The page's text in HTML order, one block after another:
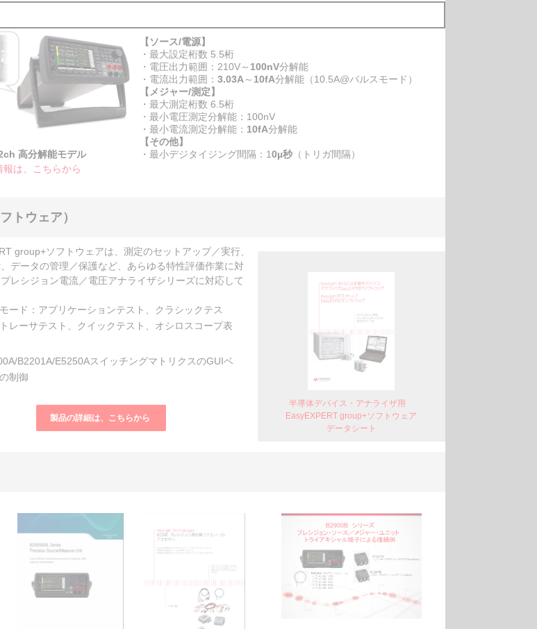
高分解能モデル
報は、こちらから
【ソース/電源】
・最大設定桁数 5.5桁
・電圧出力範囲：210V～ 100nV分解能
・電流出力範囲： 3.03A ～ 10fA分解能（10.5A@パルスモード）
【メジャー/測定】
・最大測定桁数 6.5桁
・最小電圧測定分解能：100nV
・最小電流測定分解能： 10fA分解能
【その他】
・最小デジタイジング間隔：10µ秒（トリガ間隔）
トウェア）
group+ソフトウェアは、測定のセットアップ／実行、
データの管理／保護など、あらゆる特性評価作業に対
レシジョン電流／電圧アナライザシリーズに対応して
ード：アプリケーションテスト、クラシックテス
トレーサテスト、クイックテスト、オシロスコープ表
B2201A/E5250AスイッチングマトリクスのGUIベ
制御
製品の詳細は、こちらから
半導体デバイス・アナライザ用
EasyEXPERT group+ソフトウェア
データシート